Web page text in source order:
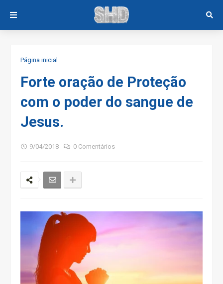
Página inicial
Forte oração de Proteção
com o poder do sangue de
Jesus.
9/04/2018 0 Comentários